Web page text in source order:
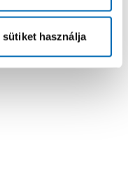
sütiket használja